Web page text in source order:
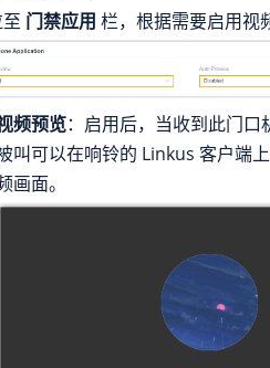
门禁应用 栏，根据需要启用视
频预览：启用后，当收到此门口
叫可以在响铃的 Linkus 客户端
画面。